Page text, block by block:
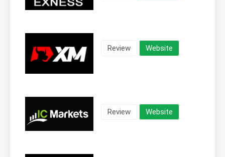
Review Website
Review Website